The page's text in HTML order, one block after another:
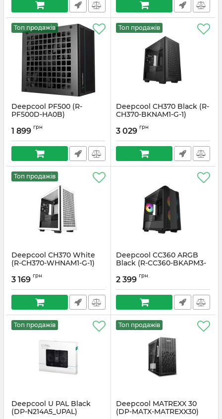
Топ продажів
Deepcool PF500 (R-
PF500D-HA0B)
1 899 грн
Топ продажів
Deepcool CH370 Black (R-
CH370-BKNAM1-G-1)
3 029 грн
Топ продажів
Deepcool CH370 White
(R-CH370-WHNAM1-G-1)
3 169 грн
Deepcool CC360 ARGB
Black (R-CC360-BKAPM3-
Артикул:
2 399 грн
Топ продажів
Deepcool U PAL Black
(DP-N214A5_UPAL)
Топ продажів
Deepcool MATREXX 30
(DP-MATX-MATREXX30)